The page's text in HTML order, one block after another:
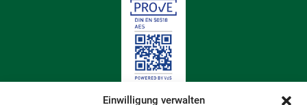
Einwilligung verwalten